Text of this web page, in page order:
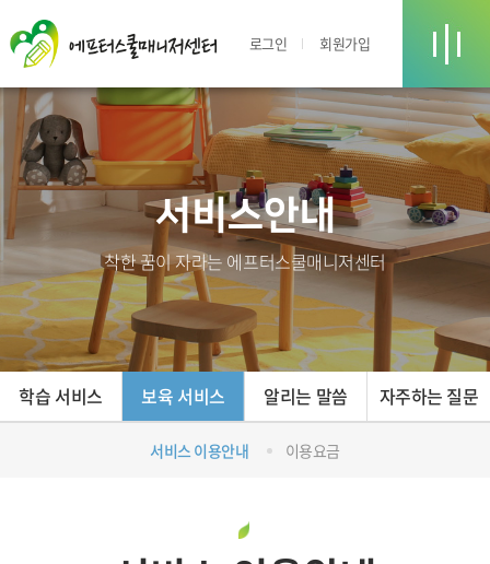
로그인 회원가입
서비스안내
착한 꿈이 자라는 에프터스쿨매니저센터
학습 서비스 보육 서비스
서비스 이용안내 이용요금
알리는 말씀 자주하는 질문